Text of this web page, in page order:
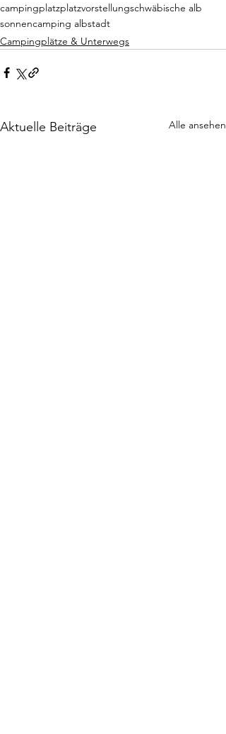
campingplatzplatzvorstellungschwäbische alb
sonnencamping albstadt
Campingplätze & Unterwegs
Aktuelle Beiträge Alle ansehen